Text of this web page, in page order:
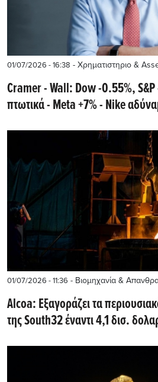
01/07/2026 - 16:38 - Χρηματιστηριο &
Cramer - Wall: Dow -0.55%,
πτωτικά - Meta +7% - Nike
01/07/2026 - 11:36 - Βιομηχανία &
Alcoa: Εξαγοράζει τα
της South32 έναντι 4,1 δισ.